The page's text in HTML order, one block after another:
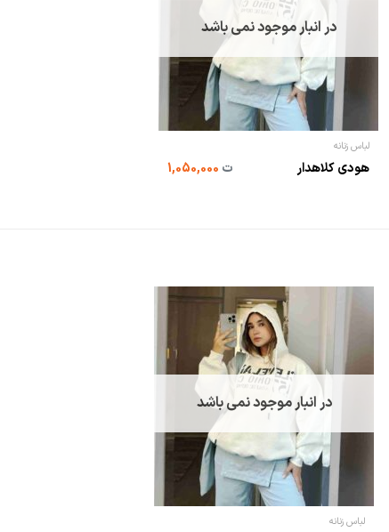
در انبار موجود نمی باشد
لباس زنانه
هودی کلاهدار ت
در انبار موجود نمی باشد
لباس زنانه